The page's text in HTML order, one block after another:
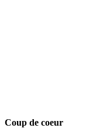
Coup de coeur